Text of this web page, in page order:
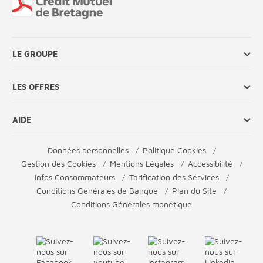
LE GROUPE
LES OFFRES
AIDE
Données personnelles
Politique Cookies
Gestion des Cookies
Mentions Légales
Accessibilité
Infos Consommateurs
Tarification des Services
Conditions Générales de Banque
Plan du Site
Conditions Générales monétique